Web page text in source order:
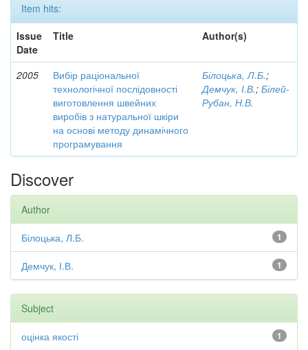
Item hits:
Issue
Date
Title Author(s)
2005
Вибір раціональної
технологічної послідовності
виготовлення швейних
виробів з натуральної шкіри
на основі методу динамічного
програмування
Білоцька, Л.Б.;
Демчук, І.В.; Білей-
Рубан, Н.В.
Discover
Author
1
Білоцька, Л.Б.
1
Демчук, І.В.
Subject
1
оцінка якості